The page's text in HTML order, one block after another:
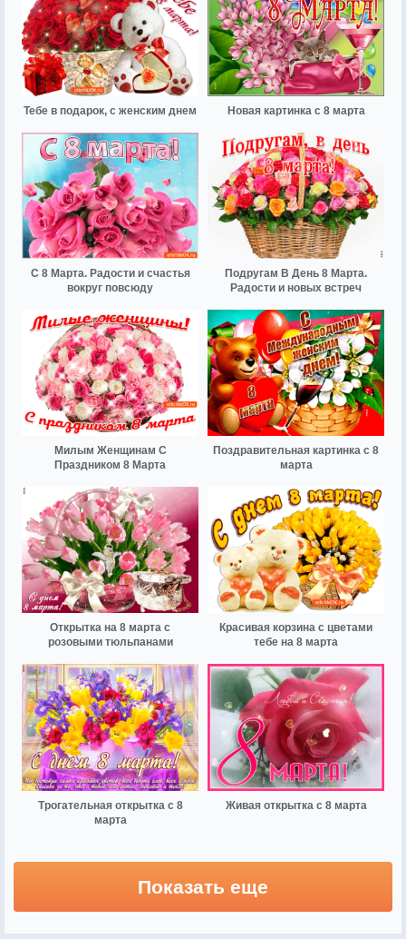
Тебе в подарок, с женским днем Новая картинка с 8 марта
С 8 Марта. Радости и счастья
вокруг повсюду
Подругам В День 8 Марта.
Радости и новых встреч
Милым Женщинам С
Праздником 8 Марта
Поздравительная картинка с 8
марта
Открытка на 8 марта с
розовыми тюльпанами
Красивая корзина с цветами
тебе на 8 марта
Трогательная открытка с 8
марта
Живая открытка с 8 марта
Показать еще